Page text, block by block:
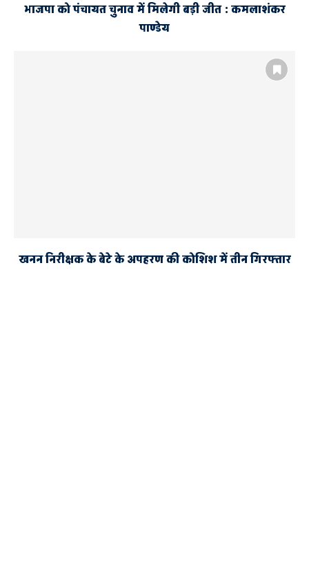
भाजपा को पंचायत चुनाव में मिलेगी बड़ी जीत : कमलाशंकर
पाण्डेय
खनन निरीक्षक के बेटे के अपहरण की कोशिश में तीन गिरफ्तार